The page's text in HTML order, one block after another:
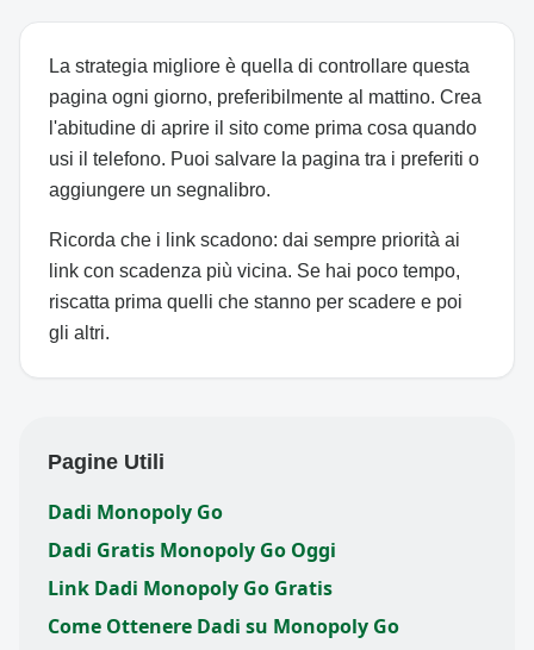
La strategia migliore è quella di controllare questa
pagina ogni giorno, preferibilmente al mattino. Crea
l'abitudine di aprire il sito come prima cosa quando
usi il telefono. Puoi salvare la pagina tra i preferiti o
aggiungere un segnalibro.
Ricorda che i link scadono: dai sempre priorità ai
link con scadenza più vicina. Se hai poco tempo,
riscatta prima quelli che stanno per scadere e poi
gli altri.
Pagine Utili
Dadi Monopoly Go
Dadi Gratis Monopoly Go Oggi
Link Dadi Monopoly Go Gratis
Come Ottenere Dadi su Monopoly Go